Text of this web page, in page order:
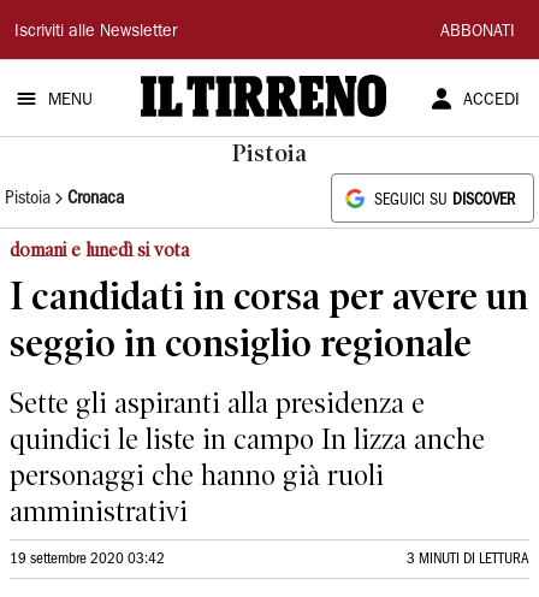
Il
Tirreno
Iscriviti alle Newsletter ABBONATI
MENU ACCEDI
Pistoia
Pistoia Cronaca SEGUICI SU DISCOVER
domani e lunedì si vota
I candidati in corsa per avere un
seggio in consiglio regionale
Sette gli aspiranti alla presidenza e
quindici le liste in campo In lizza anche
personaggi che hanno già ruoli
amministrativi
19 settembre 2020 03:42 3 MINUTI DI LETTURA